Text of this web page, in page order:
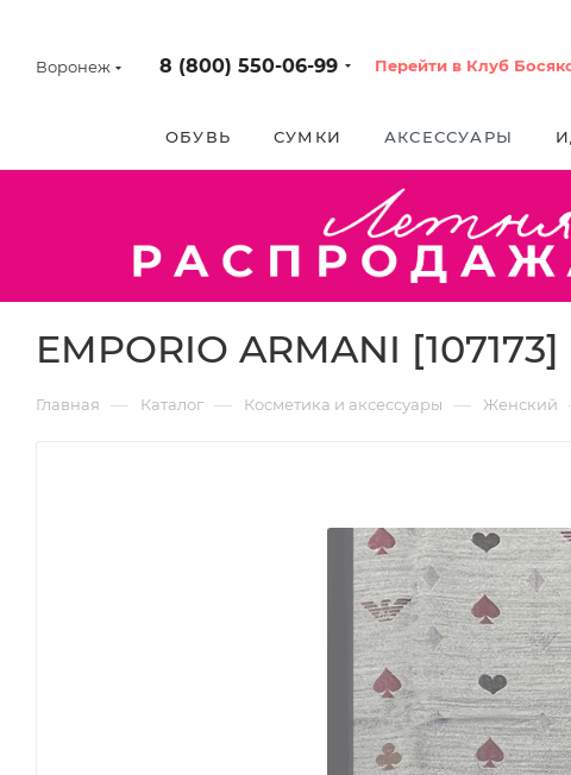
Воронеж 8 (800) 550-06-99 Перейти в Клуб
ОБУВЬ СУМКИ АКСЕССУАРЫ
EMPORIO ARMANI [107173]
Главная — Каталог — Косметика и аксессуары — Женский